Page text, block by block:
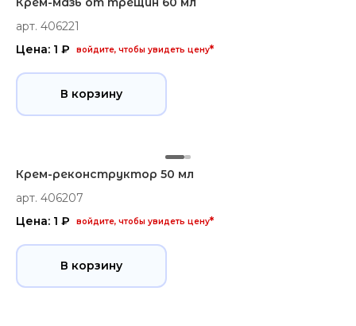
арт. 406221
Цена: 1 ₽
войдите, чтобы увидеть цену*
В корзину
Крем-реконструктор 50 мл
арт. 406207
Цена: 1 ₽
войдите, чтобы увидеть цену*
В корзину